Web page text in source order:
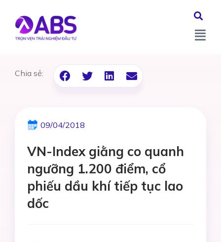
Chia sẻ:
09/04/2018
VN-Index giằng co quanh
ngưỡng 1.200 điểm, cổ
phiếu dầu khí tiếp tục lao
dốc